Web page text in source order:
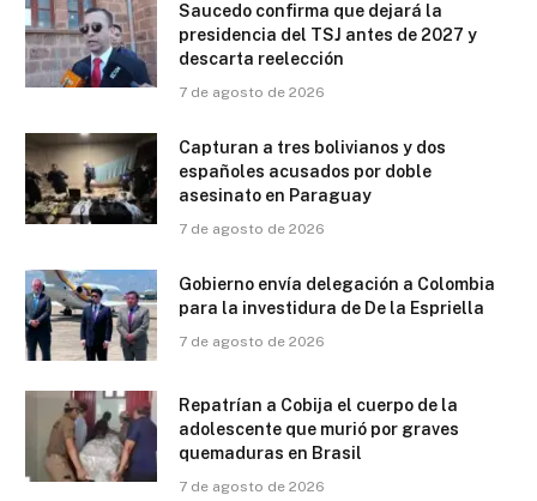
Saucedo confirma que dejará la
presidencia del TSJ antes de 2027 y
descarta reelección
7 de agosto de 2026
Capturan a tres bolivianos y dos
españoles acusados por doble
asesinato en Paraguay
7 de agosto de 2026
Gobierno envía delegación a Colombia
para la investidura de De la Espriella
7 de agosto de 2026
Repatrían a Cobija el cuerpo de la
adolescente que murió por graves
quemaduras en Brasil
7 de agosto de 2026